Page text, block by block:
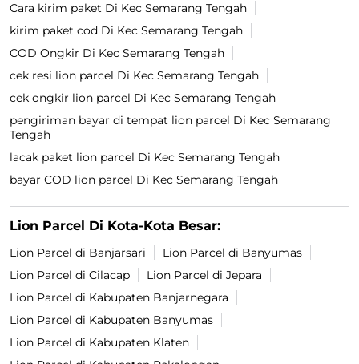
Cara kirim paket Di Kec Semarang Tengah
kirim paket cod Di Kec Semarang Tengah
COD Ongkir Di Kec Semarang Tengah
cek resi lion parcel Di Kec Semarang Tengah
cek ongkir lion parcel Di Kec Semarang Tengah
pengiriman bayar di tempat lion parcel Di Kec Semarang
Tengah
lacak paket lion parcel Di Kec Semarang Tengah
bayar COD lion parcel Di Kec Semarang Tengah
Lion Parcel Di Kota-Kota Besar:
Lion Parcel di Banjarsari
Lion Parcel di Banyumas
Lion Parcel di Cilacap
Lion Parcel di Jepara
Lion Parcel di Kabupaten Banjarnegara
Lion Parcel di Kabupaten Banyumas
Lion Parcel di Kabupaten Klaten